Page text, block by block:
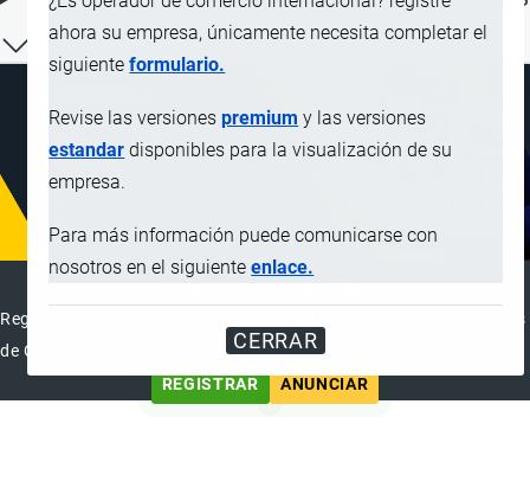
ahora su empresa, únicamente necesita completar el
siguienteformulario.
Revise las versionespremium y las versiones
estandar disponibles para la visualización de su
empresa.
Para más información puede comunicarse con
nosotros en el siguienteenlace.
CERRAR
Registre su Empresa en el Directorio Internacional de Operadores
de Comercio Exterior
REGISTRAR
ANUNCIAR